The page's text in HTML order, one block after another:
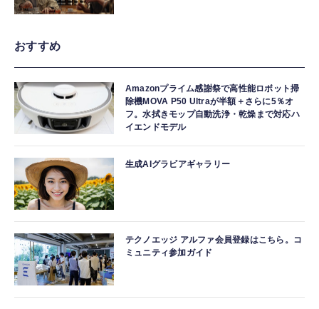
おすすめ
Amazonプライム感謝祭で高性能ロボット掃
除機MOVA P50 Ultraが半額＋さらに5％オ
フ。水拭きモップ自動洗浄・乾燥まで対応ハ
イエンドモデル
生成AIグラビアギャラリー
テクノエッジ アルファ会員登録はこちら。コ
ミュニティ参加ガイド